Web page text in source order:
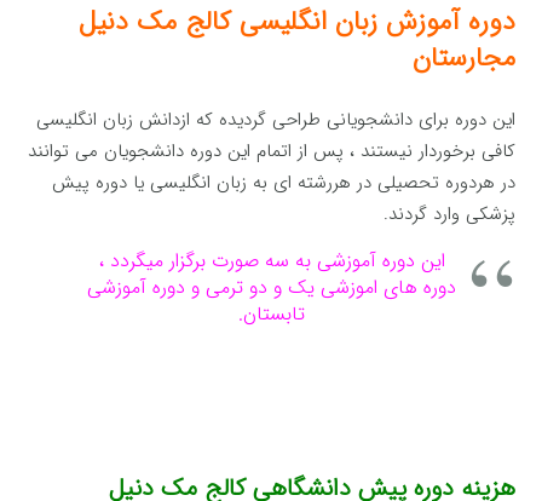
دوره آموزش زبان انگلیسی کالج مک دنیل
مجارستان
این دوره برای دانشجویانی طراحی گردیده که ازدانش زبان انگلیسی
کافی برخوردار نیستند ، پس از اتمام این دوره دانشجویان می توانند
در هردوره تحصیلی در هررشته ای به زبان انگلیسی یا دوره پیش
پزشکی وارد گردند.
این دوره آموزشی به سه صورت برگزار میگردد ،
دوره های اموزشی یک و دو ترمی و دوره آموزشی
تابستان.
هزینه دوره پیش دانشگاهی کالج مک دنیل